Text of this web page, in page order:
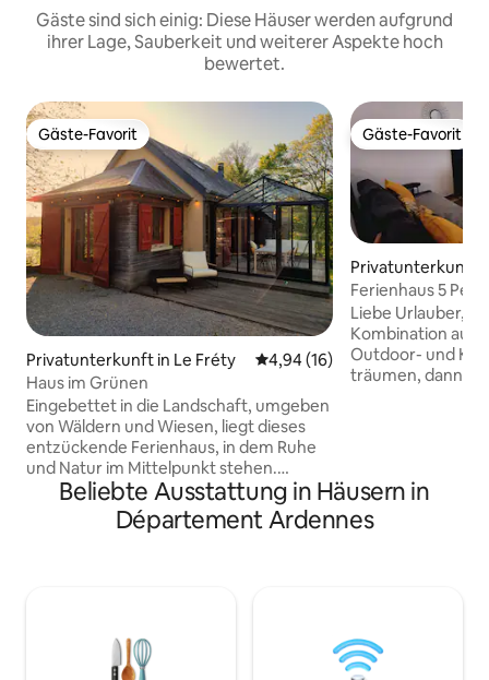
Gäste sind sich einig: Diese Häuser werden aufgrund
ihrer Lage, Sauberkeit und weiterer Aspekte hoch
bewertet.
Gäste-Favorit
Gäste-Favorit
Privatunterkunft in Le Fréty Durchschnittliche Bewertung:
4,94 (16)
Haus im Grünen
Eingebettet in die Landschaft, umgeben
von Wäldern und Wiesen, liegt dieses
entzückende Ferienhaus, in dem Ruhe
und Natur im Mittelpunkt stehen.
Genieße ruhige Nächte unter einem
klaren Sternenhimmel und einen
lebhaften, wilden Garten mit
ein heller Wohnbereich mit Holzherd
sowie ein gemütlicher Wintergarten mit
Lounge-Bereich und Esstisch, der eine
Gäste-Favorit
Gäste-Favorit
Privatunterkunft
Ferienhaus 5
Verte
Liebe Urlauber,
Kombination aus
Outdoor- und
träumen, dann
bietet Komfort
unvergesslichen
Personen im
Beliebte Ausstattung in Häusern in
Département Ardennes